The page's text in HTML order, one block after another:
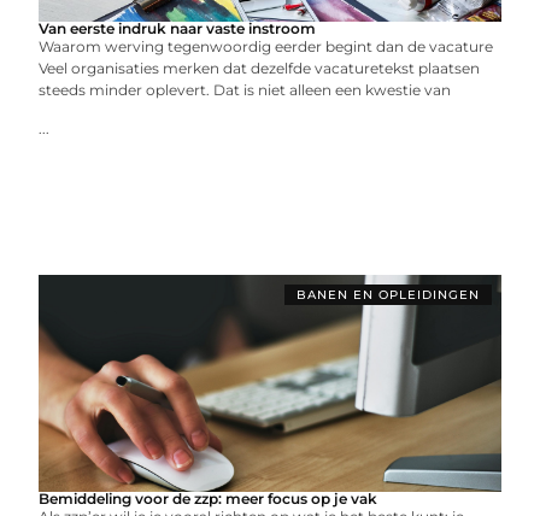
Van eerste indruk naar vaste instroom
Waarom werving tegenwoordig eerder begint dan de vacature
Veel organisaties merken dat dezelfde vacaturetekst plaatsen
steeds minder oplevert. Dat is niet alleen een kwestie van
...
BANEN EN OPLEIDINGEN
Bemiddeling voor de zzp: meer focus op je vak